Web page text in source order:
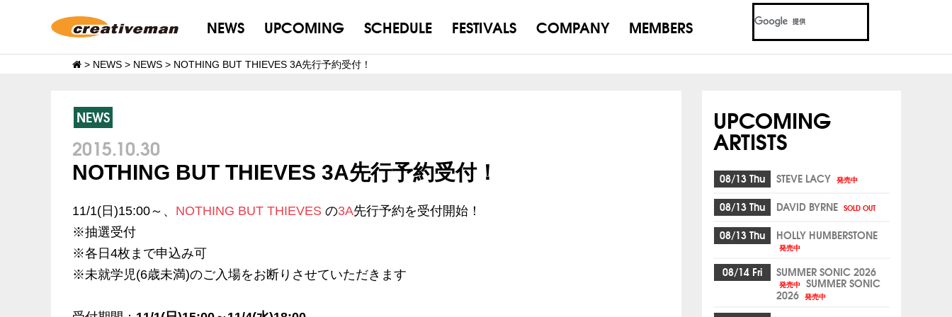
NEWS UPCOMING SCHEDULE FESTIVALS COMPANY MEMBERS
> NEWS > NEWS > NOTHING BUT THIEVES 3A先行予約受付！
NEWS
2015.10.30
NOTHING BUT THIEVES 3A先行予約受付！
11/1(日)15:00～、 NOTHING BUT THIEVES の3A先行予約を受付開始！
※抽選受付
※各日4枚まで申込み可
※未就学児(6歳未満)のご入場をお断りさせていただきます
UPCOMING
ARTISTS
08/13 Thu STEVE LACY 発売中
08/13 Thu DAVID BYRNE SOLD OUT
08/13 Thu HOLLY HUMBERSTONE
発売中
08/14 Fri SUMMER SONIC 2026
発売中 SUMMER SONIC
2026 発売中